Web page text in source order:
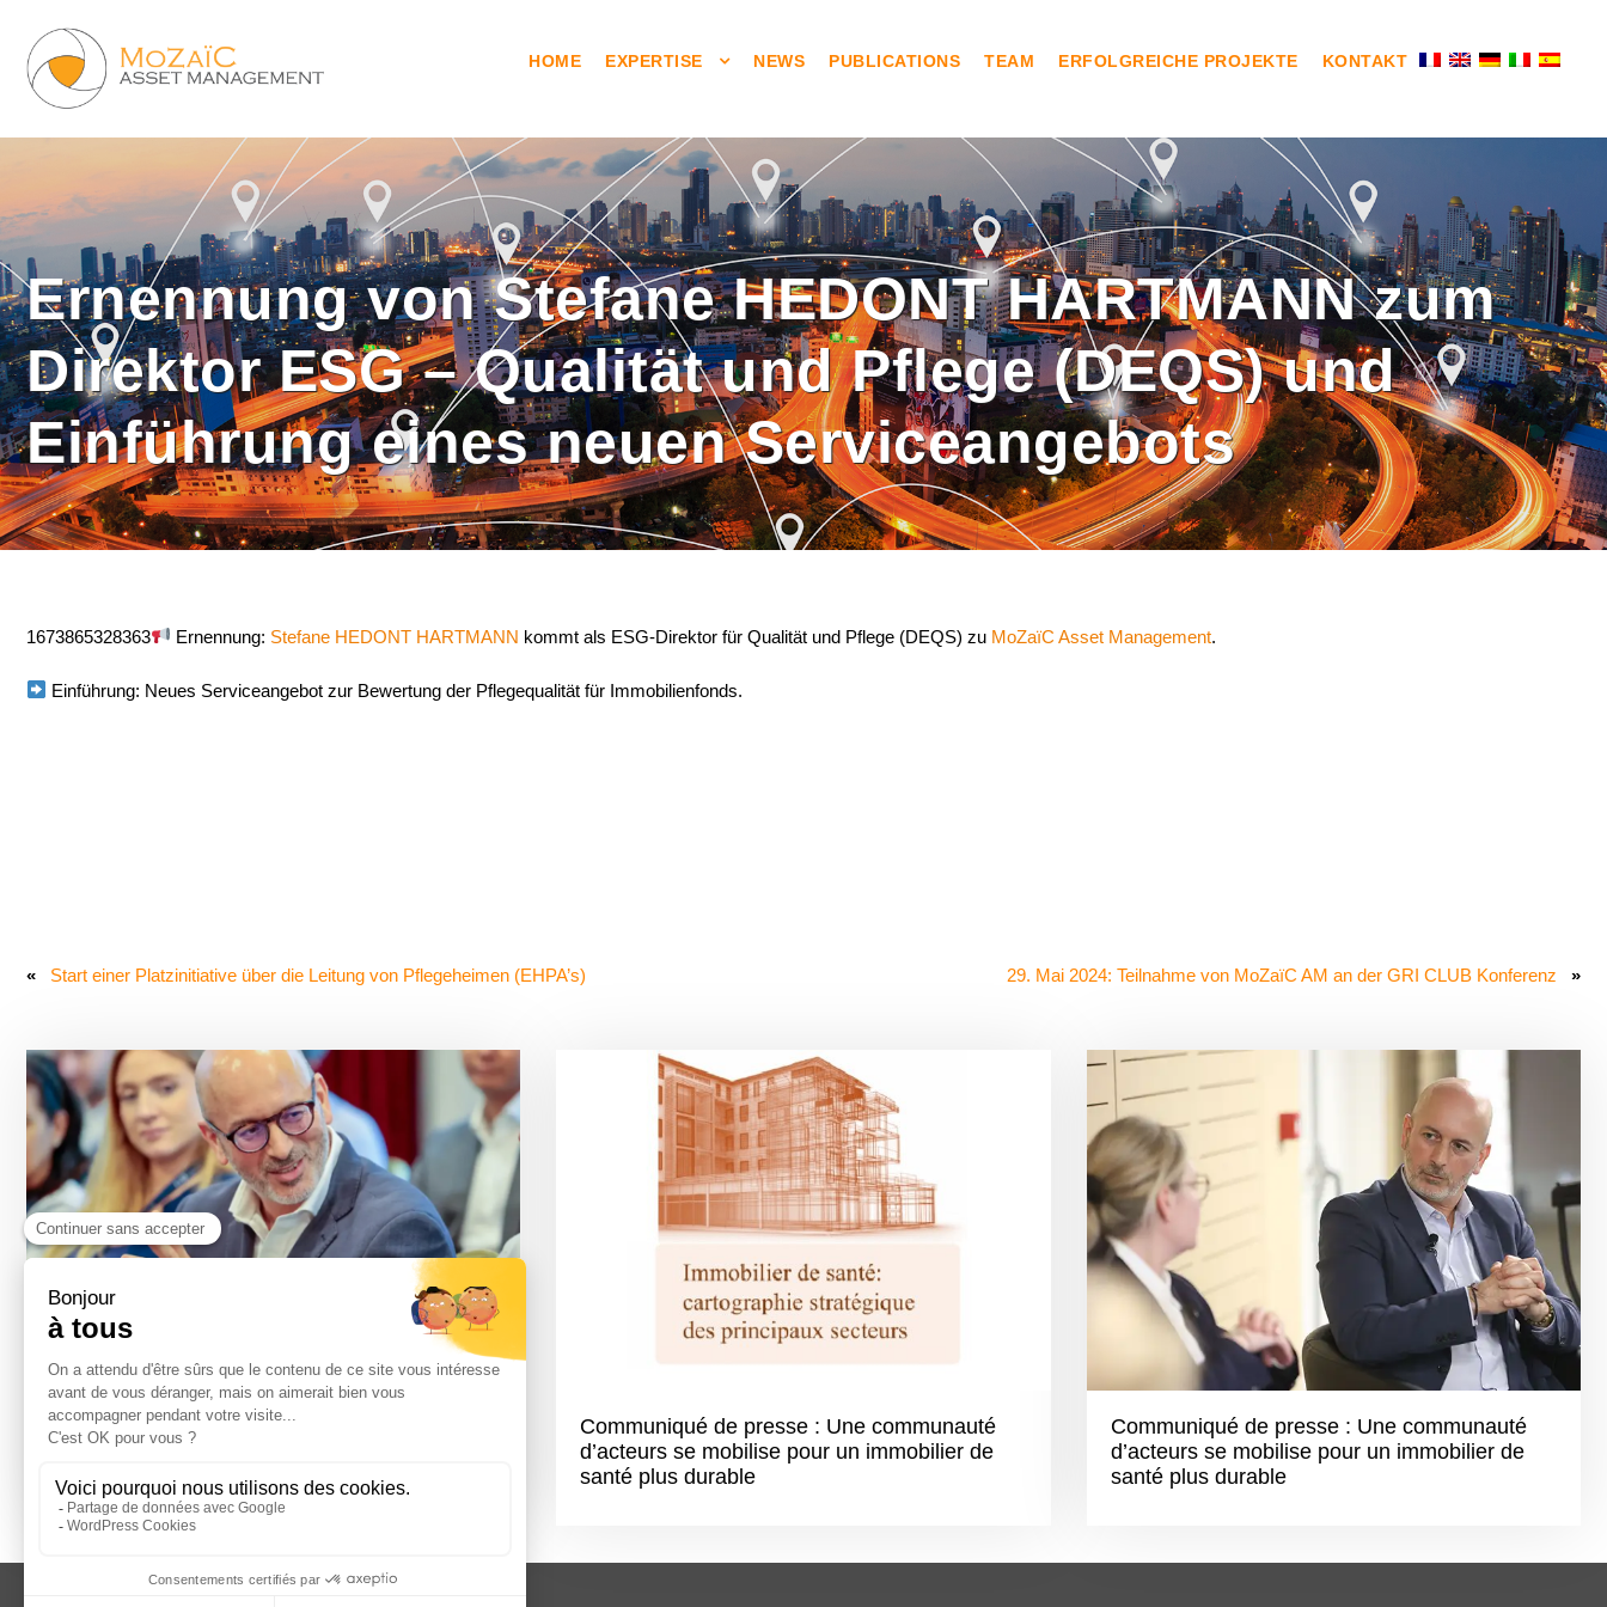
HOME EXPERTISE NEWS PUBLICATIONS TEAM ERFOLGREICHE PROJEKTE KONTAKT
Ernennung von Stefane HEDONT HARTMANN zum
Direktor ESG – Qualität und Pflege (DEQS) und
Einführung eines neuen Serviceangebots
1673865328363 Ernennung: Stefane HEDONT HARTMANN kommt als ESG-Direktor für Qualität und Pflege (DEQS) zu MoZaïC Asset Management.
Einführung: Neues Serviceangebot zur Bewertung der Pflegequalität für Immobilienfonds.
« Start einer Platzinitiative über die Leitung von Pflegeheimen (EHPA’s) 29. Mai 2024: Teilnahme von MoZaïC AM an der GRI CLUB Konferenz »
Communiqué de presse : Une communauté
d’acteurs se mobilise pour un immobilier de
santé plus durable
Communiqué de presse : Une communauté
d’acteurs se mobilise pour un immobilier de
santé plus durable
Communiqué de presse : Une communauté
d’acteurs se mobilise pour un immobilier de
santé plus durable